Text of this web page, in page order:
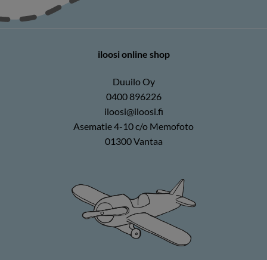
iloosi online shop
Duuilo Oy
0400 896226
iloosi@iloosi.fi
Asematie 4-10 c/o Memofoto
01300 Vantaa